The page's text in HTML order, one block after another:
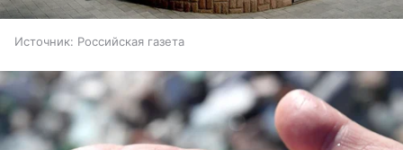
Источник: Российская газета